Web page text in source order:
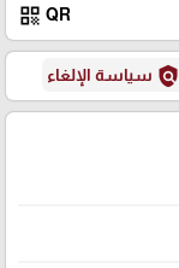
QR
qr_code
policy سياسة الإلغاء